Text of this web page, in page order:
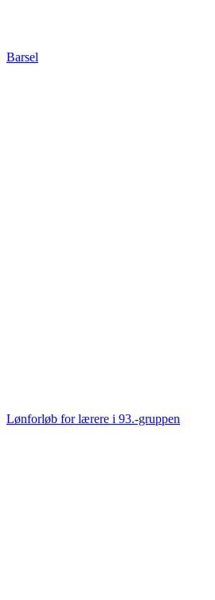
Barsel
Lønforløb for lærere i 93.-gruppen